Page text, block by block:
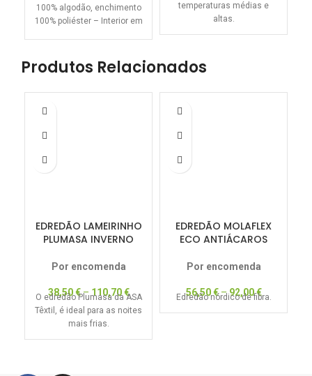
100% algodão, enchimento
100% poliéster – Interior em
temperaturas médias e
altas.
Produtos Relacionados
EDREDÃO LAMEIRINHO
PLUMASA INVERNO
Por encomenda
38,50€– 110,70€
O edredão Plumasa da ASA
Têxtil, é ideal para as noites
mais frias.
EDREDÃO MOLAFLEX
ECO ANTIÁCAROS
Por encomenda
56,50€–92,00€
Edredão nórdico de fibra.